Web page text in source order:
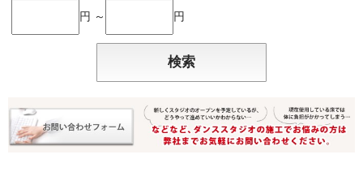
円 ～ 円